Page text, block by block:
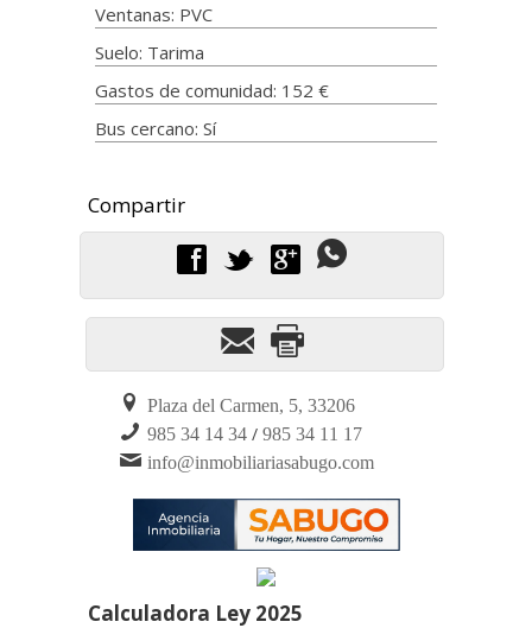
Ventanas: PVC
Suelo: Tarima
Gastos de comunidad: 152 €
Bus cercano: Sí
f t g
Plaza del Carmen, 5, 33206
985 34 14 34 / 985 34 11 17
info@inmobiliariasabugo.com
Calculadora Ley 2025